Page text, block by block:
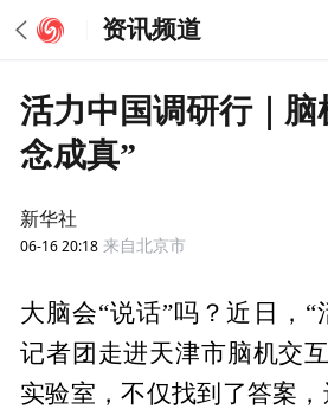
资讯频道
活力中国调研行｜脑
念成真”
新华社
06-16 20:18 来自北京市
大脑会“说话”吗？近日，“
记者团走进天津市脑机交
实验室，不仅找到了答案